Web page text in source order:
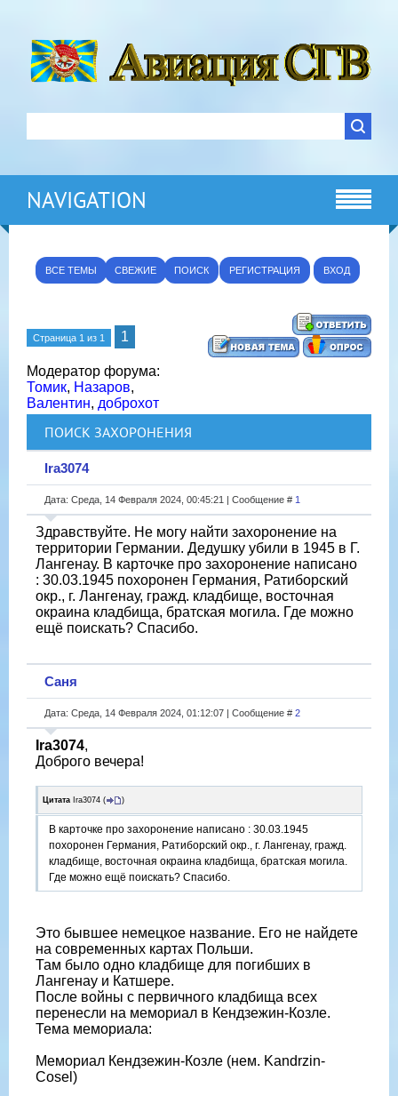
NAVIGATION
ВСЕ ТЕМЫ СВЕЖИЕ ПОИСК РЕГИСТРАЦИЯ ВХОД
Страница 1 из 1 1
Модератор форума:
Томик, Назаров,
Валентин, доброхот
ПОИСК ЗАХОРОНЕНИЯ
Ira3074
Дата: Среда, 14 Февраля 2024, 00:45:21 | Сообщение # 1
Здравствуйте. Не могу найти захоронение на
территории Германии. Дедушку убили в 1945 в Г.
Лангенау. В карточке про захоронение написано
: 30.03.1945 похоронен Германия, Ратиборский
окр., г. Лангенау, гражд. кладбище, восточная
окраина кладбища, братская могила. Где можно
ещё поискать? Спасибо.
Саня
Дата: Среда, 14 Февраля 2024, 01:12:07 | Сообщение # 2
Ira3074,
Доброго вечера!
Цитата Ira3074 ( )
В карточке про захоронение написано : 30.03.1945
похоронен Германия, Ратиборский окр., г. Лангенау, гражд.
кладбище, восточная окраина кладбища, братская могила.
Где можно ещё поискать? Спасибо.
Это бывшее немецкое название. Его не найдете
на современных картах Польши.
Там было одно кладбище для погибших в
Лангенау и Катшере.
После войны с первичного кладбища всех
перенесли на мемориал в Кендзежин-Козле.
Тема мемориала:
Мемориал Кендзежин-Козле (нем. Kandrzin-
Cosel)